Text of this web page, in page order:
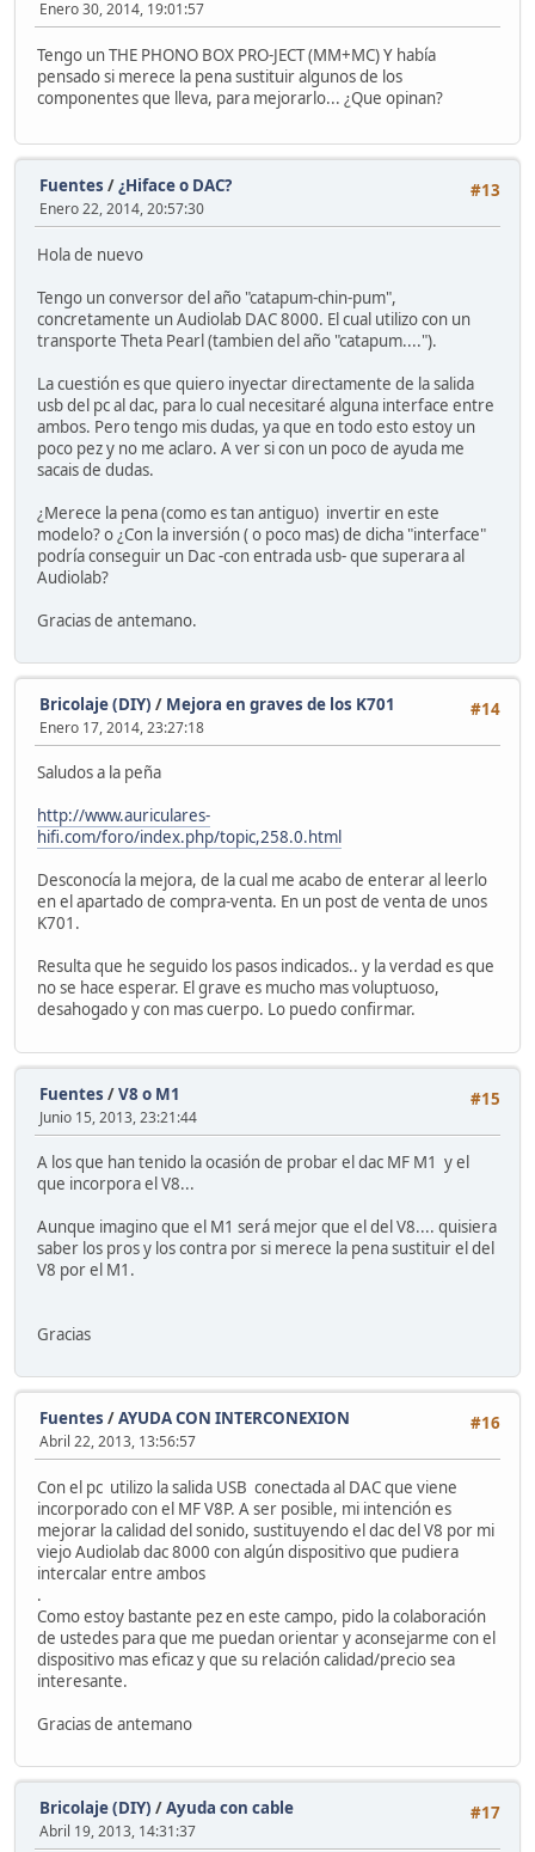
Enero 30, 2014, 19:01:57
Tengo un THE PHONO BOX PRO-JECT (MM+MC) Y había
pensado si merece la pena sustituir algunos de los
componentes que lleva, para mejorarlo... ¿Que opinan?
#13
Fuentes /¿Hiface o DAC?
Enero 22, 2014, 20:57:30
Hola de nuevo
Tengo un conversor del año "catapum-chin-pum",
concretamente un Audiolab DAC 8000. El cual utilizo con un
transporte Theta Pearl (tambien del año "catapum....").
La cuestión es que quiero inyectar directamente de la salida
usb del pc al dac, para lo cual necesitaré alguna interface entre
ambos. Pero tengo mis dudas, ya que en todo esto estoy un
poco pez y no me aclaro. A ver si con un poco de ayuda me
sacais de dudas.
¿Merece la pena (como es tan antiguo) invertir en este
modelo? o ¿Con la inversión ( o poco mas) de dicha "interface"
podría conseguir un Dac -con entrada usb- que superara al
Audiolab?
Gracias de antemano.
#14
Bricolaje (DIY) / Mejora en graves de los K701
Enero 17, 2014, 23:27:18
Saludos a la peña
http://www.auriculares-
hifi.com/foro/index.php/topic,258.0.html
Desconocía la mejora, de la cual me acabo de enterar al leerlo
en el apartado de compra-venta. En un post de venta de unos
K701.
Resulta que he seguido los pasos indicados.. y la verdad es que
no se hace esperar. El grave es mucho mas voluptuoso,
desahogado y con mas cuerpo. Lo puedo confirmar.
#15
Fuentes /V8 o M1
Junio 15, 2013, 23:21:44
A los que han tenido la ocasión de probar el dac MF M1 y el
que incorpora el V8...
Aunque imagino que el M1 será mejor que el del V8.... quisiera
saber los pros y los contra por si merece la pena sustituir el del
V8 por el M1.
Gracias
#16
Fuentes /AYUDA CON INTERCONEXION
Abril 22, 2013, 13:56:57
Con el pc utilizo la salida USB conectada al DAC que viene
incorporado con el MF V8P. A ser posible, mi intención es
mejorar la calidad del sonido, sustituyendo el dac del V8 por mi
viejo Audiolab dac 8000 con algún dispositivo que pudiera
intercalar entre ambos
.
Como estoy bastante pez en este campo, pido la colaboración
de ustedes para que me puedan orientar y aconsejarme con el
dispositivo mas eficaz y que su relación calidad/precio sea
interesante.
Gracias de antemano
#17
Bricolaje (DIY) /Ayuda con cable
Abril 19, 2013, 14:31:37